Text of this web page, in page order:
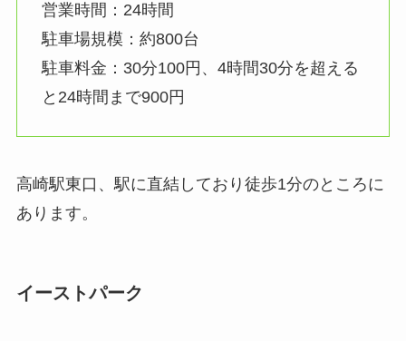
営業時間：24時間
駐車場規模：約800台
駐車料金：30分100円、4時間30分を超える
と24時間まで900円
高崎駅東口、駅に直結しており徒歩1分のところに
あります。
イーストパーク